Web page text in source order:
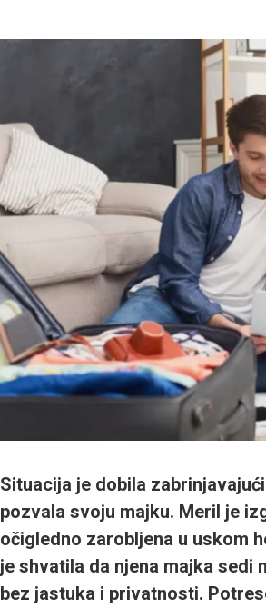
Situacija je dobila
pozvala svoju majku. Meril je
očigledno zarobljena u uskom
je shvatila da njena majka sedi
bez jastuka i privatnosti.